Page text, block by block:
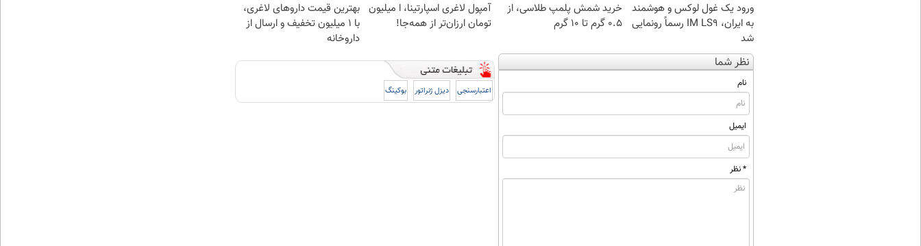
ورود یک غول لوکس و هوشمند
به ایران، IM LS9 رسماً رونمایی
شد
خرید شمش پلمپ طلاسی، از
۰.۵ گرم تا ۱۰ گرم
آمپول لاغری اسپارتینا، ا میلیون
تومان ارزان‌تر از همه‌جا!
بهترین قیمت داروهای لاغری،
با ۱ میلیون تخفیف و ارسال از
داروخانه‌
نظر شما
نام
ایمیل
* نظر
اعتبارسنجی دیزل ژنراتور بوکینگ